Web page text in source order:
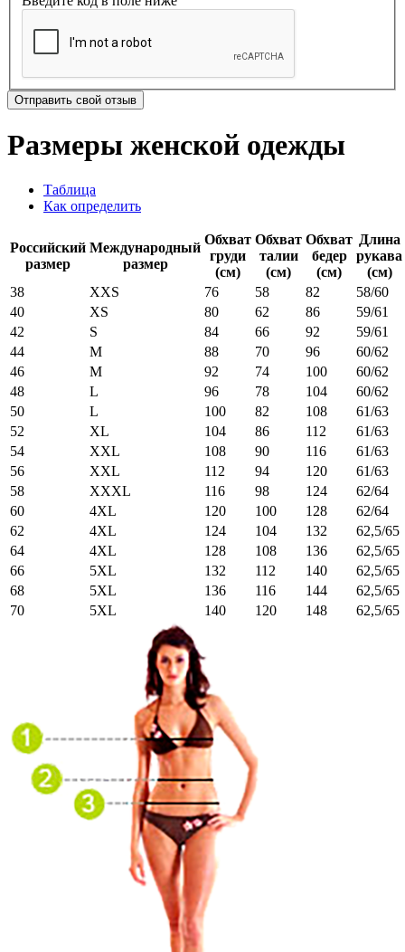
Отправить свой отзыв
Размеры женской одежды
Таблица
Как определить
Российский
размер
Международный
размер
Обхват
груди
(см)
Обхват
талии
(см)
Обхват
бедер
(см)
Длина
рукава
(см)
38
XXS 76 58 82
58/60
40
XS 80 62 86
59/61
42
S 84 66 92
59/61
44
M 88 70 96
60/62
46
M 92 74 100
60/62
48
L 96 78 104
60/62
50
L 100 82 108
61/63
52
XL 104 86 112
61/63
54
XXL 108 90 116
61/63
56
XXL 112 94 120
61/63
58
XXXL 116 98 124
62/64
60
4XL 120 100 128
62/64
62
4XL 124 104 132
62,5/65
64
4XL 128 108 136
62,5/65
66
5XL 132 112 140
62,5/65
68
5XL 136 116 144
62,5/65
70
5XL 140 120 148 62,5/65